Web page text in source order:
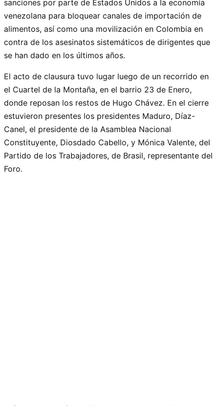
sanciones por parte de Estados Unidos a la economía
venezolana para bloquear canales de importación de
alimentos, así como una movilización en Colombia en
contra de los asesinatos sistemáticos de dirigentes que
se han dado en los últimos años.
El acto de clausura tuvo lugar luego de un recorrido en
el Cuartel de la Montaña, en el barrio 23 de Enero,
donde reposan los restos de Hugo Chávez. En el cierre
estuvieron presentes los presidentes Maduro, Díaz-
Canel, el presidente de la Asamblea Nacional
Constituyente, Diosdado Cabello, y Mónica Valente, del
Partido de los Trabajadores, de Brasil, representante del
Foro.